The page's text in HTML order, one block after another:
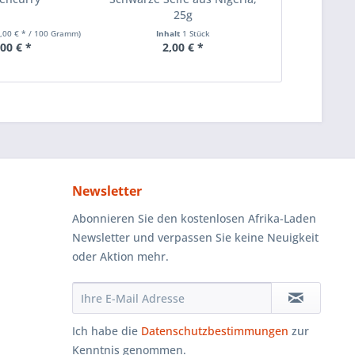
€ * / 100 Gramm)
€ *
25g
Inhalt 1 Stück
2,00 € *
Newsletter
Abonnieren Sie den kostenlosen Afrika-Laden
Newsletter und verpassen Sie keine Neuigkeit
oder Aktion mehr.
Ich habe die Datenschutzbestimmungen zur
Kenntnis genommen.